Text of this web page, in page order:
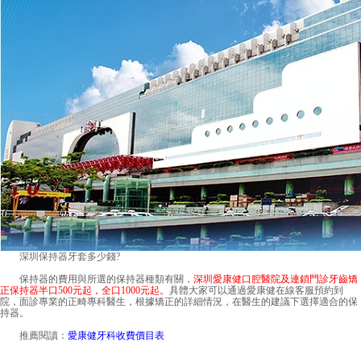
深圳保持器牙套多少錢?
保持器的費用與所選的保持器種類有關， 深圳愛康健口腔醫院及連鎖門診牙齒矯
正保持器半口500元起，全口1000元起。 具體大家可以通過愛康健在線客服預約到
院，面診專業的正畸專科醫生，根據矯正的詳細情況，在醫生的建議下選擇適合的保
持器。
推薦閱讀： 愛康健牙科收費價目表